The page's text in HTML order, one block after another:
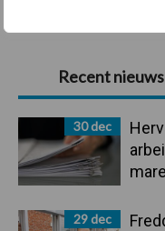
Primaire
Sidebar
Recent nieuws
30 dec
29 dec